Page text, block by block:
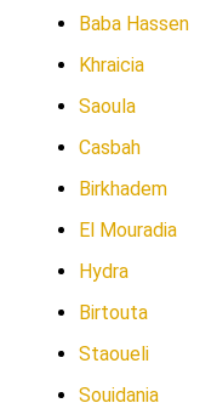
Baba Hassen
Khraicia
Saoula
Casbah
Birkhadem
El Mouradia
Hydra
Birtouta
Staoueli
Souidania